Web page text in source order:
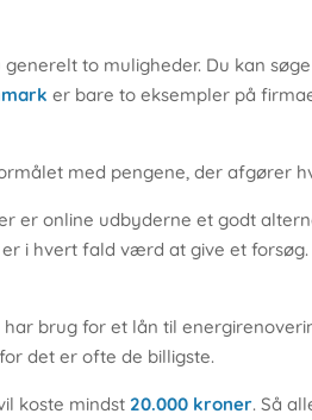
to muligheder. Du kan
er bare to eksempler på
med pengene, der afgører
er online udbyderne et godt
i hvert fald værd at give et
har brug for et lån til
det er ofte de billigste.
koste mindst 20.000 kroner. Så